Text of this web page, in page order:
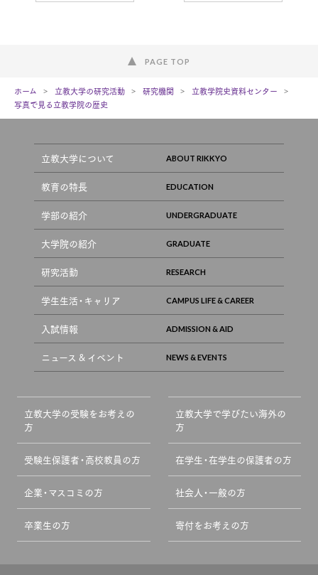
PAGE TOP
ホーム 立教大学の研究活動 研究機関
立教学院史資料センター
写真で見る立教学院の歴史
立教大学について
教育の特長
学部の紹介
大学院の紹介
研究活動
学生生活・キャリア
入試情報
ニュース & イベント
立教大学の受験をお考えの
方
立教大学で学びたい海外の
方
受験生保護者・高校教員の方 在学生・在学生の保護者の方
企業・マスコミの方 社会人・一般の方
卒業生の方 寄付をお考えの方